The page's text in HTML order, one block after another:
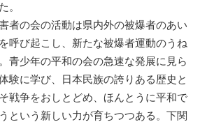
。
者の会の活動は県内外の被爆者のあい
呼び起こし、新たな被爆者運動のうね
青少年の平和の会の急速な発展に見ら
験に学び、日本民族の誇りある歴史と
戦争をおしとどめ、ほんとうに平和で
という新しい力が育ちつつある。下関